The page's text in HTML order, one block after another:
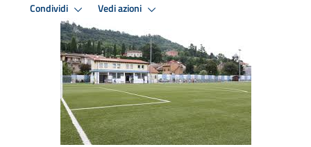
Condividi Vedi azioni